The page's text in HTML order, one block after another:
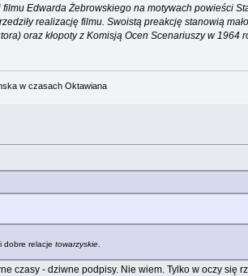
Edwarda Żebrowskiego na motywach powieści
realizację filmu. Swoistą preakcję stanowią
oraz kłopoty z Komisją Ocen Scenariuszy w 1964
w czasach Oktawiana
dobre relacje towarzyskie.
czasy - dziwne podpisy. Nie wiem. Tylko w oczy się